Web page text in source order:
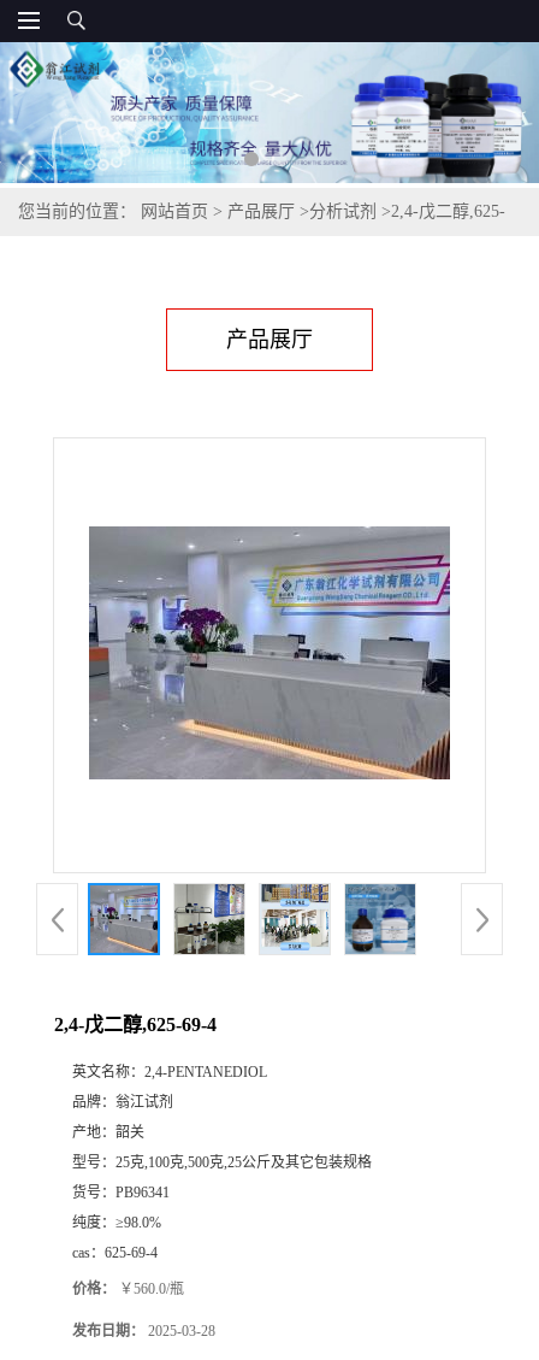
您当前的位置： 网站首页 > 产品展厅 >分析试剂 >2,4-戊二醇,625-
产品展厅
2,4-戊二醇,625-69-4
英文名称： 2,4-PENTANEDIOL
品牌： 翁江试剂
产地： 韶关
型号： 25克,100克,500克,25公斤及其它包装规格
货号： PB96341
纯度： ≥98.0%
cas： 625-69-4
价格： ￥560.0/瓶
发布日期： 2025-03-28